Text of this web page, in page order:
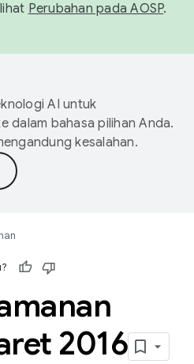
Perubahan pada AOSP.
AI untuk
dalam bahasa pilihan Anda.
kesalahan.
2016